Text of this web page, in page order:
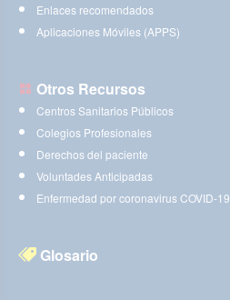
Enlaces recomendados
Aplicaciones Móviles (APPS)
Otros Recursos
Centros Sanitarios Públicos
Colegios Profesionales
Derechos del paciente
Voluntades Anticipadas
Enfermedad por coronavirus COVID-19
Glosario